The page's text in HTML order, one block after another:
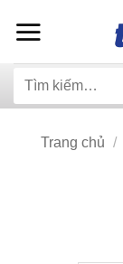
qua
dung
Tìm
Trang chủ /